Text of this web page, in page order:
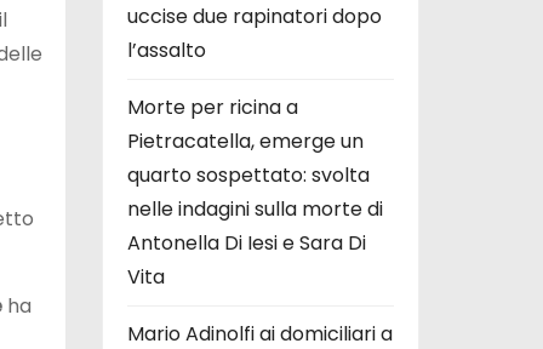
ha
uccise due rapinatori dopo
l’assalto
Morte per ricina a
Pietracatella, emerge un
quarto sospettato: svolta
nelle indagini sulla morte di
Antonella Di Iesi e Sara Di
Vita
Mario Adinolfi ai domiciliari a